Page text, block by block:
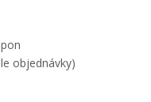
objednávky)